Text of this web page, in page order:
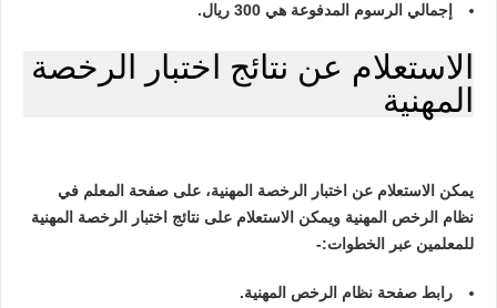
إجمالي الرسوم المدفوعة هي 300 ريال.
الاستعلام عن نتائج اختبار الرخصة
المهنية
يمكن الاستعلام عن اختبار الرخصة المهنية، على صفحة المعلم في
نظام الرخص المهنية ويمكن الاستعلام على نتائج اختبار الرخصة المهنية
للمعلمين عبر الخطوات:-
رابط صفحة نظام الرخص المهنية.